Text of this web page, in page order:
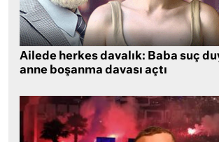
Ailede herkes davalık: Baba suç
anne boşanma davası açtı